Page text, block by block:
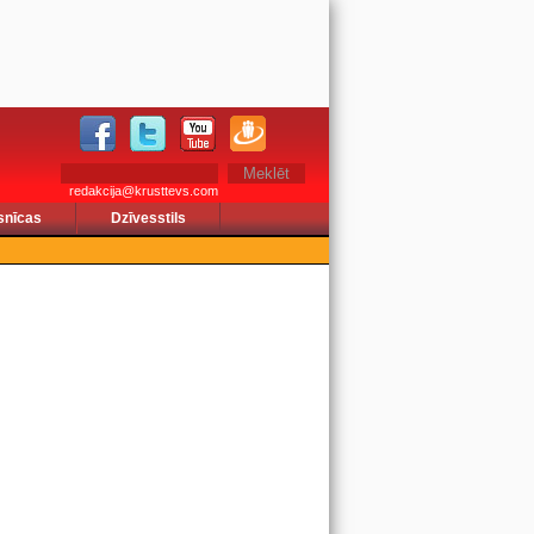
redakcija@krusttevs.com
Dzīvesstils